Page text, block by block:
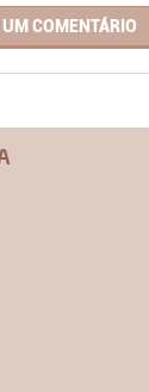
COMENTÁRIO